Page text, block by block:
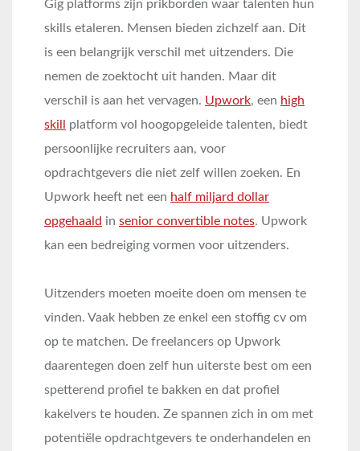
Gig platforms zijn prikborden waar talenten hun
skills etaleren. Mensen bieden zichzelf aan. Dit
is een belangrijk verschil met uitzenders. Die
nemen de zoektocht uit handen. Maar dit
verschil is aan het vervagen. Upwork, een high
skill
platform vol hoogopgeleide talenten, biedt
persoonlijke recruiters aan, voor
opdrachtgevers die niet zelf willen zoeken. En
Upwork heeft net een half miljard dollar
opgehaald in senior convertible notes. Upwork
kan een bedreiging vormen voor uitzenders.
Uitzenders moeten moeite doen om mensen te
vinden. Vaak hebben ze enkel een stoffig cv om
op te matchen. De freelancers op Upwork
daarentegen doen zelf hun uiterste best om een
spetterend profiel te bakken en dat profiel
kakelvers te houden. Ze spannen zich in om met
potentiële opdrachtgevers te onderhandelen en